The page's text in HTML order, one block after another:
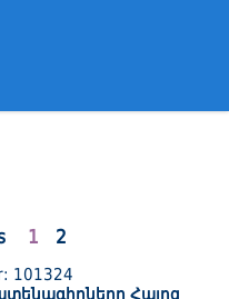
1 2
101324
Հայոց